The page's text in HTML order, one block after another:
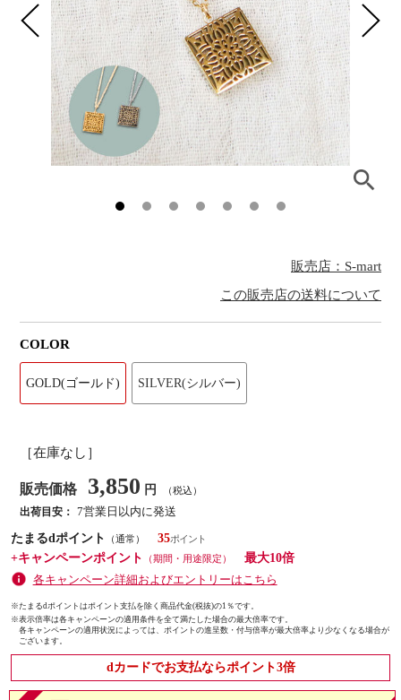
販売店：S-mart
この販売店の送料について
COLOR
GOLD(ゴールド) SILVER(シルバー)
［在庫なし］
販売価格 3,850 円 （税込）
出荷目安： 7営業日以内に発送
たまるdポイント
（通常）
35
+キャンペーンポイント
（期間・用途限定）
最大10倍
各キャンペーン詳細およびエントリーはこちら
※たまるdポイントはポイント支払を除く商品代金(税抜)の1％です。
※表示倍率は各キャンペーンの適用条件を全て満たした場合の最大倍率です。
各キャンペーンの適用状況によっては、ポイントの進呈数・付与倍率が最大倍率より少なくなる場合が
ございます。
dカードでお支払ならポイント3倍